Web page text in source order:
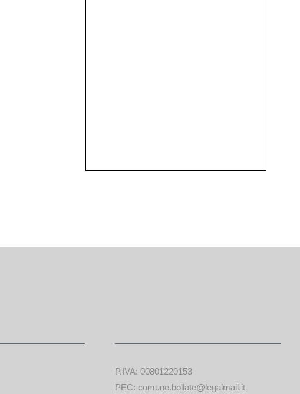
P.IVA: 00801220153
PEC: comune.bollate@legalmail.it